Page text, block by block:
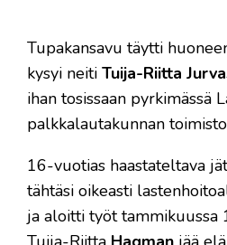
Tupakansavu täytti
kysyi neiti Tuija-Riitta
ihan tosissaan pyrkimässä
palkkalautakunnan
16-vuotias haastateltava
tähtäsi oikeasti
ja aloitti työt tammikuussa